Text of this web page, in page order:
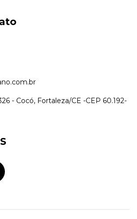
- Cocó, Fortaleza/CE -CEP 60.192-